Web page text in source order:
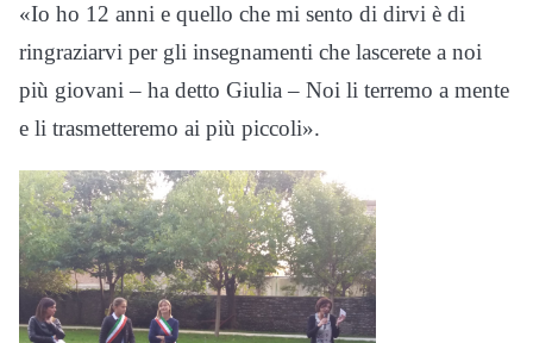
«Io ho 12 anni e quello che mi sento di dirvi è di
ringraziarvi per gli insegnamenti che lascerete a noi
più giovani – ha detto Giulia – Noi li terremo a mente
e li trasmetteremo ai più piccoli».